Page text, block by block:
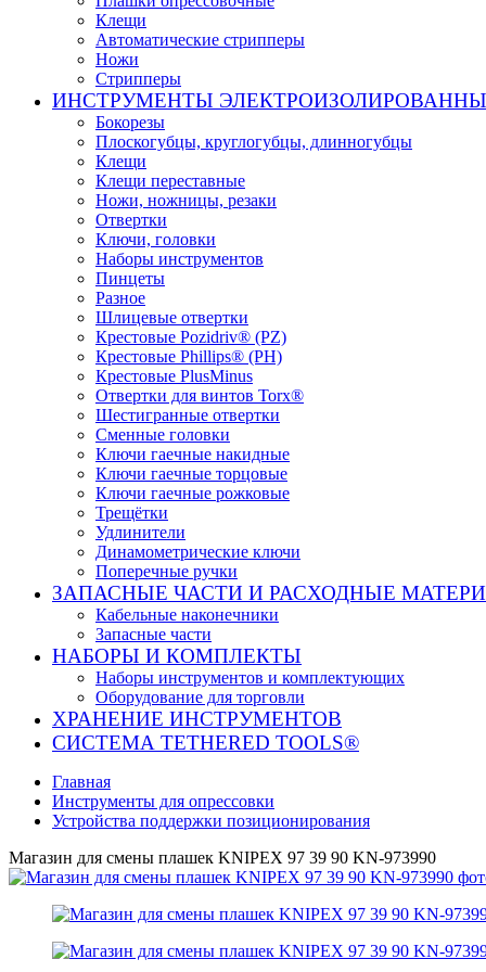
Клещи
Автоматические стрипперы
Ножи
Стрипперы
ИНСТРУМЕНТЫ
Бокорезы
Плоскогубцы, круглогубцы, длинногубцы
Клещи
Клещи переставные
Ножи, ножницы, резаки
Отвертки
Ключи, головки
Наборы инструментов
Пинцеты
Разное
Шлицевые отвертки
Крестовые Pozidriv® (PZ)
Крестовые Phillips® (PH)
Крестовые PlusMinus
Отвертки для винтов Torx®
Шестигранные отвертки
Сменные головки
Ключи гаечные накидные
Ключи гаечные торцовые
Ключи гаечные рожковые
Трещётки
Удлинители
Динамометрические ключи
Поперечные ручки
ЗАПАСНЫЕ ЧАСТИ И РАСХОДНЫЕ
Кабельные наконечники
Запасные части
НАБОРЫ И КОМПЛЕКТЫ
Наборы инструментов и комплектующих
Оборудование для торговли
ХРАНЕНИЕ ИНС­ТРУ­МЕН­ТОВ
СИСТЕМА TETHERED TOOLS®
Главная
Инструменты для опрессовки
Устройства поддержки позиционирования
Магазин для смены плашек KNIPEX 97 39 90 KN-973990